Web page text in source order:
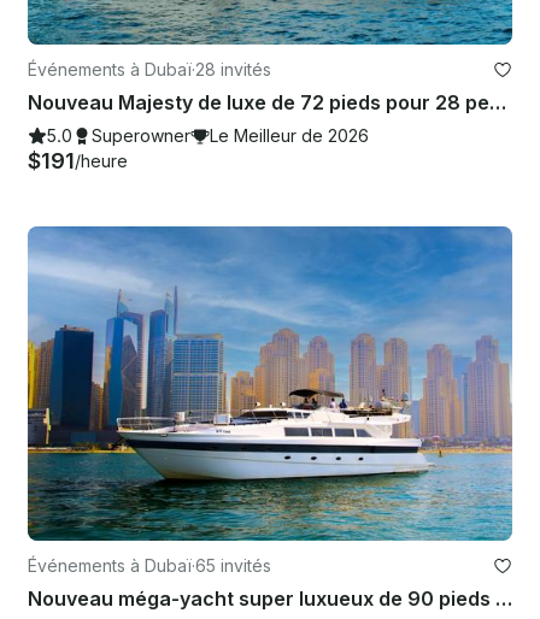
Événements à Dubaï·28 invités
Nouveau Majesty de luxe de 72 pieds pour 28 personnes dans le port de plaisance de Dubaï
5.0 Superowner Le Meilleur de 2026
$191/heure
Événements à Dubaï·65 invités
Nouveau méga-yacht super luxueux de 90 pieds avec jacuzzi pouvant accueillir jusqu'à 65 personnes